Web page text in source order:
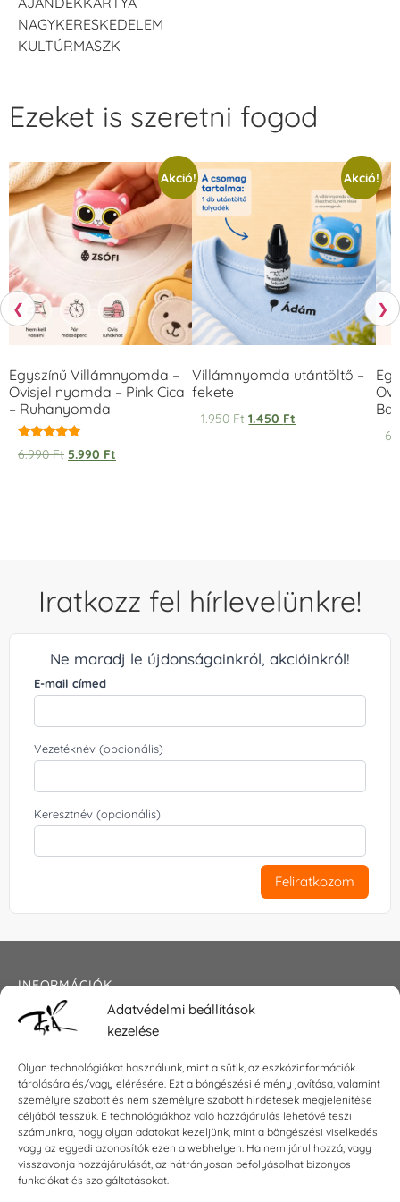
Adatvédelmi beállítások
kezelése
Olyan technológiákat használunk, mint a sütik, az eszközinformációk
tárolására és/vagy elérésére. Ezt a böngészési élmény javítása, valamint
személyre szabott és nem személyre szabott hirdetések megjelenítése
céljából tesszük. E technológiákhoz való hozzájárulás lehetővé teszi
számunkra, hogy olyan adatokat kezeljünk, mint a böngészési viselkedés
vagy az egyedi azonosítók ezen a webhelyen. Ha nem járul hozzá, vagy
visszavonja hozzájárulását, az hátrányosan befolyásolhat bizonyos
funkciókat és szolgáltatásokat.
NAGYKERESKEDELEM
KULTÚRMASZK
❮
Ezeket is szeretni fogod
Akció!
Egyszínű Villámnyomda –
Ovisjel nyomda – Pink Cica
– Ruhanyomda
Értékelés:
5.00
6.990Ft 5.990 Ft
Akció!
Villámnyomda utántöltő –
fekete
1.950Ft 1.450 Ft
❯
Iratkozz fel hírlevelünkre!
Ne maradj le újdonságainkról, akcióinkról!
E-mail címed
Vezetéknév (opcionális)
Keresztnév (opcionális)
Feliratkozom
INFORMÁCIÓK
Általános szerződési feltételek
Impresszum
KAPCSOLAT
E-mail:shop@torokszilvi.com
Telefon: +36 30 6767872